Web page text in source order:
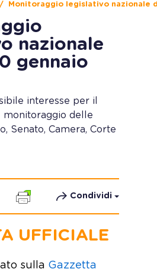
Monitoraggio legislativo nazionale
nazionale
gennaio
interesse per il
monitoraggio delle
Senato, Camera, Corte
Condividi
UFFICIALE
sulla Gazzetta